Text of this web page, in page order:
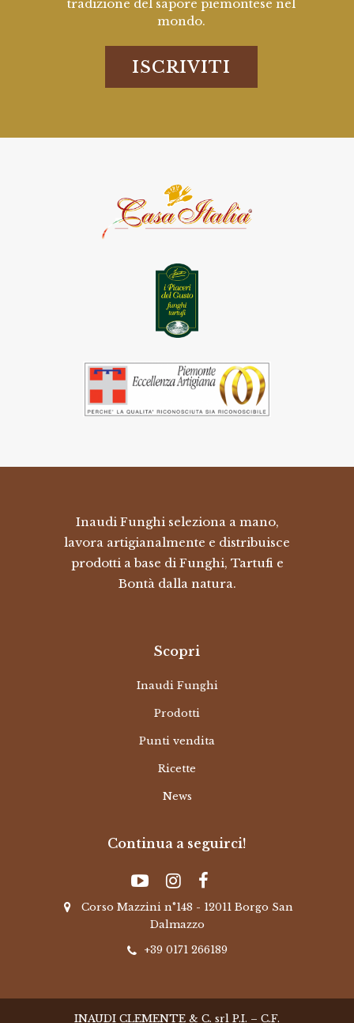
tradizione del sapore piemontese nel
mondo.
ISCRIVITI
Inaudi Funghi seleziona a mano,
lavora artigianalmente e distribuisce
prodotti a base di Funghi, Tartufi e
Bontà dalla natura.
Scopri
Inaudi Funghi
Prodotti
Punti vendita
Ricette
News
Continua a seguirci!
Corso Mazzini n°148 - 12011 Borgo San
Dalmazzo
+39 0171 266189
INAUDI CLEMENTE & C. srl P.I. – C.F.